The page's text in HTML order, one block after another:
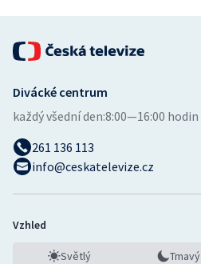
Divácké centrum
každý všední den:8:00—16:00 hodin
261 136 113
info@ceskatelevize.cz
Vzhled
Světlý Tmavý